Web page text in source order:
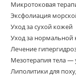
Микротоковая
Эксфолиация
Уход за сухой кожей
Уход за нормальной
Лечение
Мезотерапия тела —
Липолитики для